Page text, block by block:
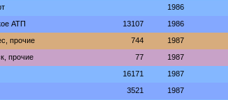
1986
АТП 13107 1986
прочие 744 1987
прочие 77 1987
16171 1987
3521 1987